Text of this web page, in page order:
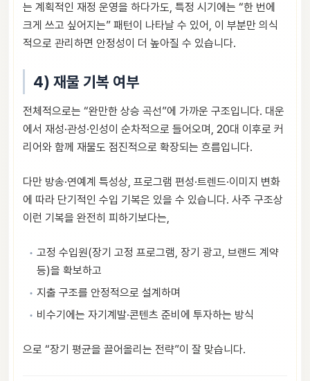
는 계획적인 재정 운영을 하다가도, 특정 시기에는 “한 번에
크게 쓰고 싶어지는” 패턴이 나타날 수 있어, 이 부분만 의식
적으로 관리하면 안정성이 더 높아질 수 있습니다.
4) 재물 기복 여부
전체적으로는 “완만한 상승 곡선”에 가까운 구조입니다. 대운
에서 재성·관성·인성이 순차적으로 들어오며, 20대 이후로 커
리어와 함께 재물도 점진적으로 확장되는 흐름입니다.
다만 방송·연예계 특성상, 프로그램 편성·트렌드·이미지 변화
에 따라 단기적인 수입 기복은 있을 수 있습니다. 사주 구조상
이런 기복을 완전히 피하기보다는,
고정 수입원(장기 고정 프로그램, 장기 광고, 브랜드 계약
등)을 확보하고
지출 구조를 안정적으로 설계하며
비수기에는 자기계발·콘텐츠 준비에 투자하는 방식
으로 “장기 평균을 끌어올리는 전략”이 잘 맞습니다.